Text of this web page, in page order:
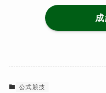
公式競技